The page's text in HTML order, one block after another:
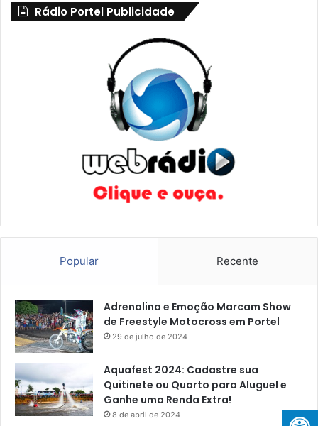
Rádio Portel Publicidade
Popular Recente
Adrenalina e Emoção Marcam Show
de Freestyle Motocross em Portel
29 de julho de 2024
Aquafest 2024: Cadastre sua
Quitinete ou Quarto para Aluguel e
Ganhe uma Renda Extra!
8 de abril de 2024